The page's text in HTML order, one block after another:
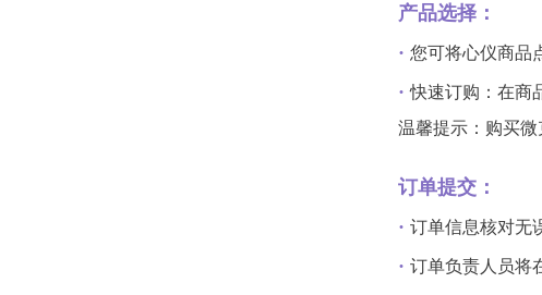
产品选择：
·您可将心仪商品
·快速订购：在商
温馨提示：购买微
订单提交：
·订单信息核对无
·订单负责人员将